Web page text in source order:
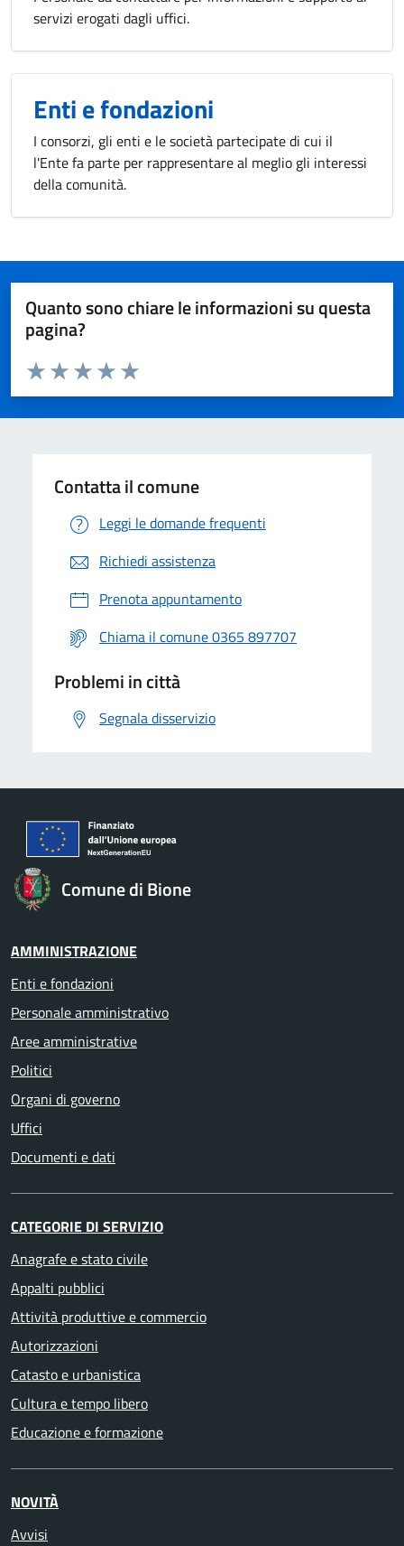
servizi erogati dagli uffici.
Enti e fondazioni
I consorzi, gli enti e le società partecipate di cui il
l'Ente fa parte per rappresentare al meglio gli interessi
della comunità.
Quanto sono chiare le informazioni su questa
pagina?
Valuta da 1 a 5 stelle la pagina
Valuta 5 stelle su 5
Valuta 4 stelle su 5
Valuta 3 stelle su 5
Valuta 2 stelle su 5
Valuta 1 stelle su 5
Contatta il comune
Leggi le domande frequenti
Richiedi assistenza
Prenota appuntamento
Chiama il comune 0365 897707
Problemi in città
Segnala disservizio
Comune di Bione
AMMINISTRAZIONE
Enti e fondazioni
Personale amministrativo
Aree amministrative
Politici
Organi di governo
Uffici
Documenti e dati
CATEGORIE DI SERVIZIO
Anagrafe e stato civile
Appalti pubblici
Attività produttive e commercio
Autorizzazioni
Catasto e urbanistica
Cultura e tempo libero
Educazione e formazione
NOVITÀ
Avvisi